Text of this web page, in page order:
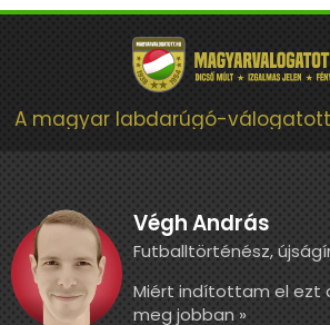
A magyar labdarúgó-
Végh András
Futballtörténész,
Miért indítottam el ezt
meg jobban »